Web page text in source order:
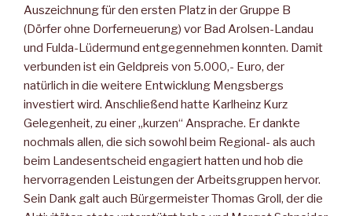
Auszeichnung für den ersten Platz in der Gruppe B
(Dörfer ohne Dorferneuerung) vor Bad Arolsen-Landau
und Fulda-Lüdermund entgegennehmen konnten. Damit
verbunden ist ein Geldpreis von 5.000,- Euro, der
natürlich in die weitere Entwicklung Mengsbergs
investiert wird. Anschließend hatte Karlheinz Kurz
Gelegenheit, zu einer „kurzen“ Ansprache. Er dankte
nochmals allen, die sich sowohl beim Regional- als auch
beim Landesentscheid engagiert hatten und hob die
hervorragenden Leistungen der Arbeitsgruppen hervor.
Sein Dank galt auch Bürgermeister Thomas Groll, der die